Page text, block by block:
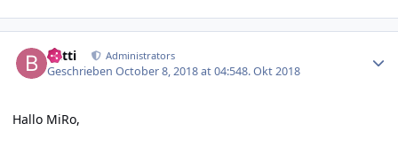
batti Administrators
GeschriebenOctober 8, 2018 at 04:548. Okt 2018
Hallo MiRo,